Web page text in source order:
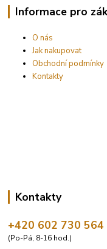
Informace pro
O nás
Jak nakupovat
Obchodní podmínky
Kontakty
Kontakty
+420 602 730 564
(Po-Pá, 8-16 hod.)